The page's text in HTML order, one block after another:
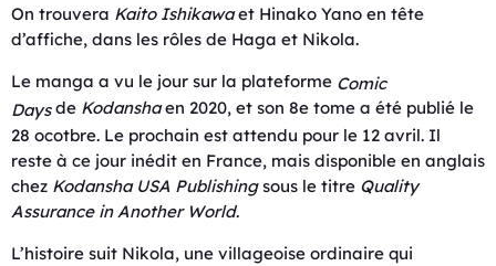
On trouvera Kaito Ishikawaet Hinako Yano en tête
d’affiche, dans les rôles de Haga et Nikola.
Le manga a vu le jour sur la plateforme Comic
Daysde Kodanshaen 2020, et son 8e tome a été publié le
28 ocotbre. Le prochain est attendu pour le 12 avril. Il
reste à ce jour inédit en France, mais disponible en anglais
chez Kodansha USA Publishingsous le titre Quality
Assurance in Another World.
L’histoire suit Nikola, une villageoise ordinaire qui